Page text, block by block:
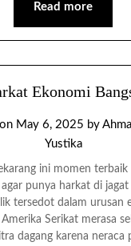
Read more
Ekonomi
May 6, 2025 by
Yustika
ini momen terbaik
punya harkat di jagat
tersedot dalam urusan
Amerika Serikat merasa
dagang karena neraca